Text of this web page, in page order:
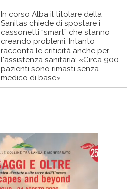
In corso Alba il titolare della
Sanitas chiede di spostare i
cassonetti “smart” che stanno
creando problemi. Intanto
racconta le criticità anche per
l'assistenza sanitaria: «Circa 900
pazienti sono rimasti senza
medico di base»